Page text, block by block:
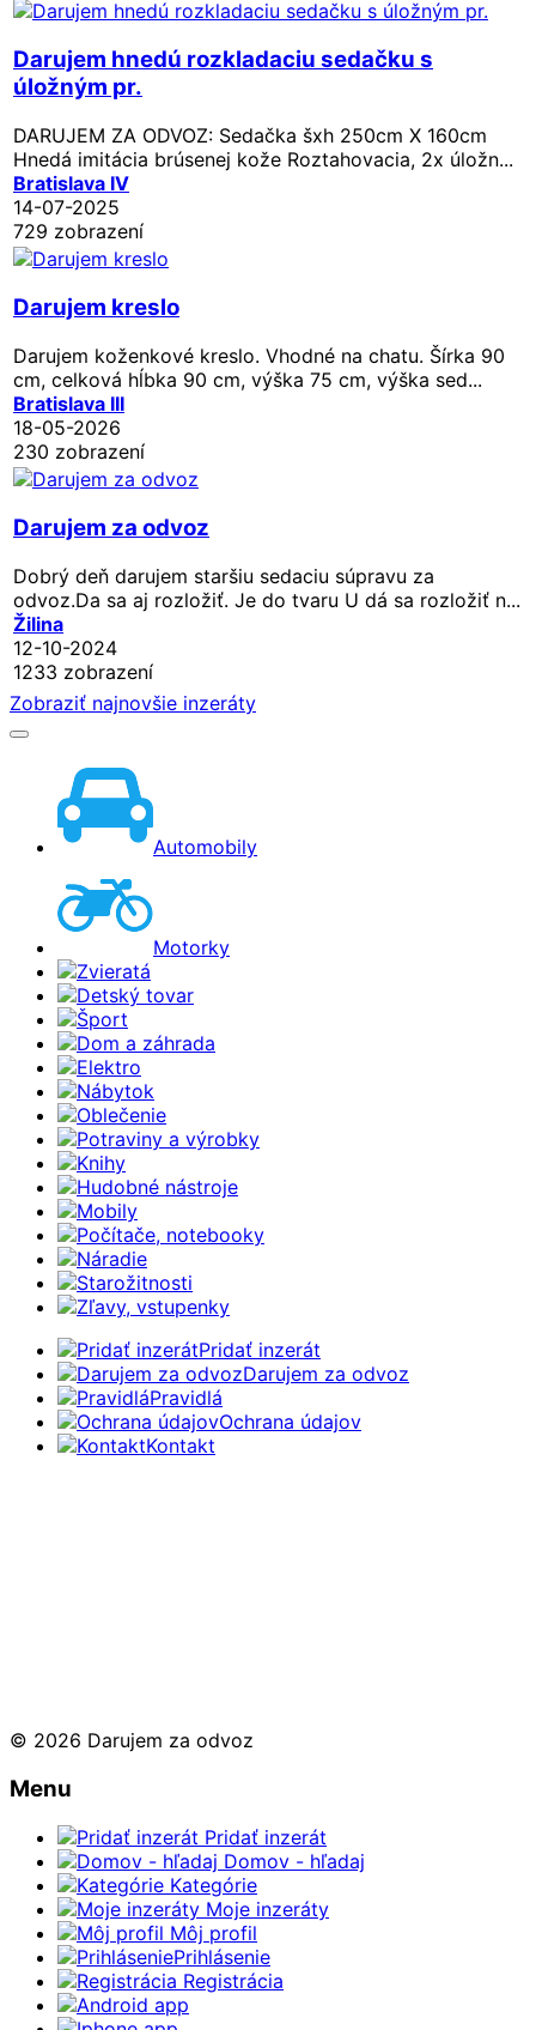
Darujem hnedú rozkladaciu sedačku s
úložným pr.
DARUJEM ZA ODVOZ: Sedačka šxh 250cm X 160cm
Hnedá imitácia brúsenej kože Roztahovacia, 2x úložn...
Bratislava IV
14-07-2025
729 zobrazení
Darujem kreslo
Darujem koženkové kreslo. Vhodné na chatu. Šírka 90
cm, celková hĺbka 90 cm, výška 75 cm, výška sed...
Bratislava III
18-05-2026
230 zobrazení
Darujem za odvoz
Dobrý deň darujem staršiu sedaciu súpravu za
odvoz.Da sa aj rozložiť. Je do tvaru U dá sa rozložiť n...
Žilina
12-10-2024
1233 zobrazení
Zobraziť najnovšie inzeráty
Automobily
Motorky
Zvieratá
Detský tovar
Šport
Dom a záhrada
Elektro
Nábytok
Oblečenie
Potraviny a výrobky
Knihy
Hudobné nástroje
Mobily
Počítače, notebooky
Náradie
Starožitnosti
Zľavy, vstupenky
Pridať inzerát
Darujem za odvoz
Pravidlá
Ochrana údajov
Kontakt
© 2026 Darujem za odvoz
Menu
Pridať inzerát
Domov - hľadaj
Kategórie
Moje inzeráty
Môj profil
Prihlásenie
Registrácia